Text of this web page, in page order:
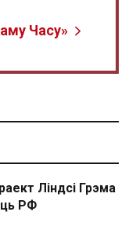
Часу»
Ліндсі Грэма
РФ